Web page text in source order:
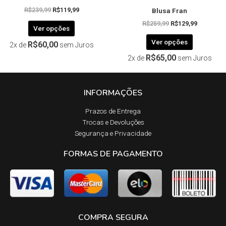
R$239,99 R$119,99
Ver opções
produto
2x de R$60,00 sem Juros
Blusa Fran
R$259,99 R$129,99
Ver opções
2x de R$65,00 sem Juros
INFORMAÇÕES
Prazos de Entrega​
Trocas e Devoluções​
Segurança e Privacidade
FORMAS DE PAGAMENTO
COMPRA SEGURA